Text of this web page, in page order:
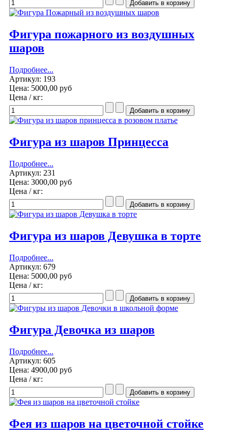
Фигура пожарного из воздушных
шаров
Подробнее...
Артикул: 193
Цена: 5000,00 руб
Цена / кг:
Фигура из шаров Принцесса
Подробнее...
Артикул: 231
Цена: 3000,00 руб
Цена / кг:
Фигура из шаров Девушка в торте
Подробнее...
Артикул: 679
Цена: 5000,00 руб
Цена / кг:
Фигура Девочка из шаров
Подробнее...
Артикул: 605
Цена: 4900,00 руб
Цена / кг:
Фея из шаров на цветочной стойке